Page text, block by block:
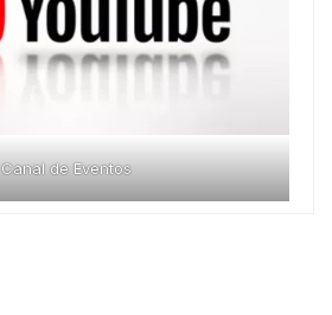
Canal de Eventos